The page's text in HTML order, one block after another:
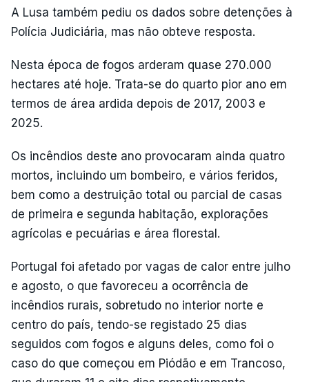
A Lusa também pediu os dados sobre detenções à
Polícia Judiciária, mas não obteve resposta.
Nesta época de fogos arderam quase 270.000
hectares até hoje. Trata-se do quarto pior ano em
termos de área ardida depois de 2017, 2003 e
2025.
Os incêndios deste ano provocaram ainda quatro
mortos, incluindo um bombeiro, e vários feridos,
bem como a destruição total ou parcial de casas
de primeira e segunda habitação, explorações
agrícolas e pecuárias e área florestal.
Portugal foi afetado por vagas de calor entre julho
e agosto, o que favoreceu a ocorrência de
incêndios rurais, sobretudo no interior norte e
centro do país, tendo-se registado 25 dias
seguidos com fogos e alguns deles, como foi o
caso do que começou em Piódão e em Trancoso,